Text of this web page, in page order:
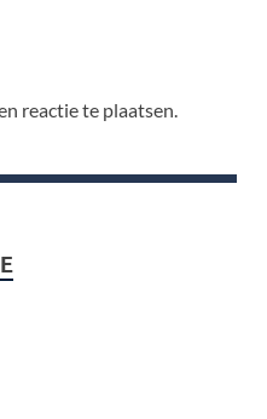
reactie te plaatsen.